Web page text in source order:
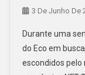
3 De Junho De
Durante uma
do Eco em
escondidos